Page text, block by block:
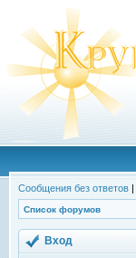
Сообщения без ответов |
Список форумов
Вход